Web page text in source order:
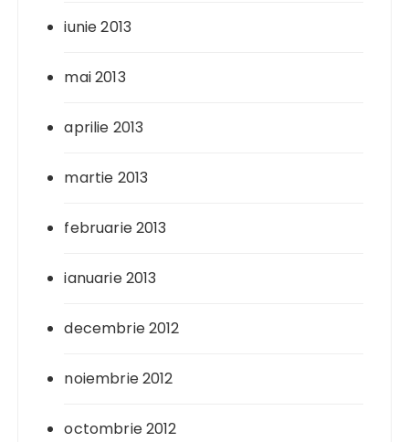
iunie 2013
mai 2013
aprilie 2013
martie 2013
februarie 2013
ianuarie 2013
decembrie 2012
noiembrie 2012
octombrie 2012